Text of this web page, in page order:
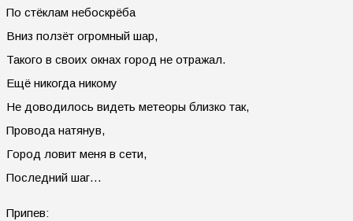
По стёклам небоскрёба
Вниз ползёт огромный шар,
Такого в своих окнах город не отражал.
Ещё никогда никому
Не доводилось видеть метеоры близко так,
Провода натянув,
Город ловит меня в сети,
Последний шаг…
Припев: